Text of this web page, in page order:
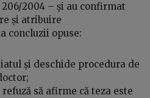
206/2004 – și au confirmat
și atribuire
concluzii opuse:
și deschide procedura de
să afirme că teza este